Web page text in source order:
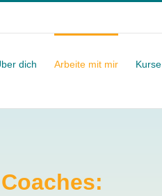
dich Arbeite mit mir Kurse